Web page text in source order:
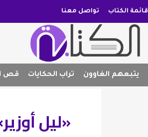
قائمة الكتاب تواصل معنا
يتبعهم الغاوون تراب الحكايات قص
«ليل